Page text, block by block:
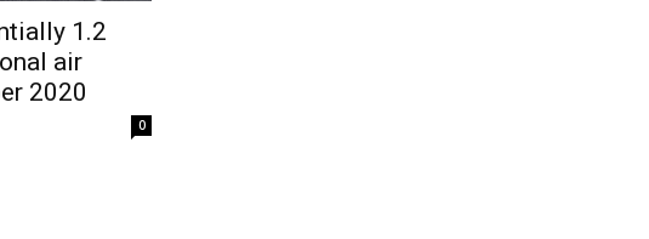
1.2
air
2020
0